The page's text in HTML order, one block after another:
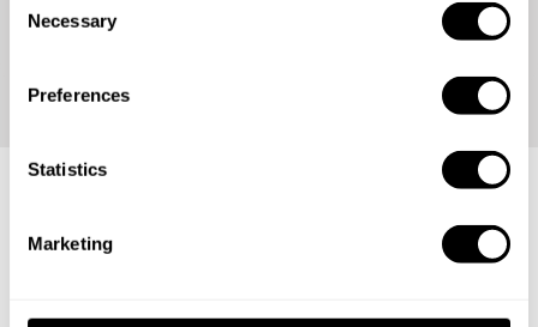
Necessary
Preferences
Statistics
Marketing
Aufruf an die besten Köche!